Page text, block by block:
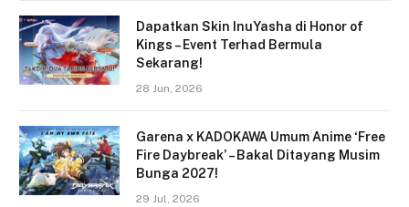
Dapatkan Skin InuYasha di Honor of
Kings – Event Terhad Bermula
Sekarang!
28 Jun, 2026
Garena x KADOKAWA Umum Anime ‘Free
Fire Daybreak’ – Bakal Ditayang Musim
Bunga 2027!
29 Jul, 2026